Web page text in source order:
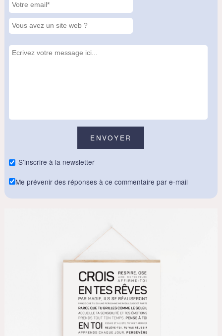
S'inscrire à la newsletter
Me prévenir des réponses à ce commentaire par e-mail